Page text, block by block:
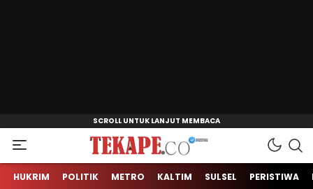
Tekape.co
Jendela Informasi Kita
HUKRIM POLITIK METRO KALTIM SULSEL PERISTIWA